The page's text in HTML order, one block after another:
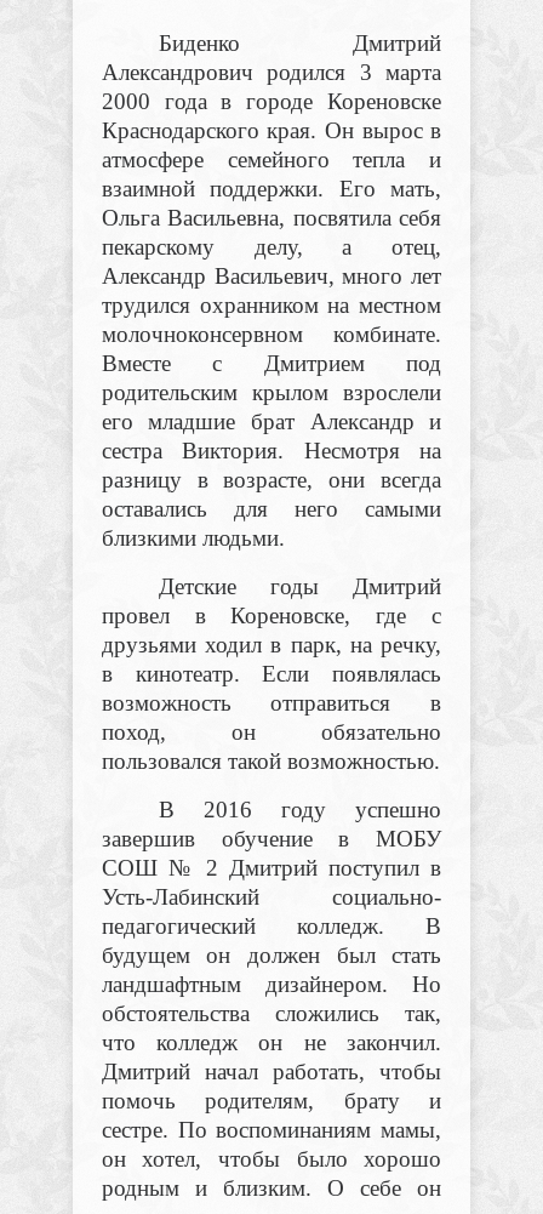
Биденко Дмитрий
Александрович родился 3 марта
2000 года в городе Кореновске
Краснодарского края. Он вырос в
атмосфере семейного тепла и
взаимной поддержки. Его мать,
Ольга Васильевна, посвятила себя
пекарскому делу, а отец,
Александр Васильевич, много лет
трудился охранником на местном
молочноконсервном комбинате.
Вместе с Дмитрием под
родительским крылом взрослели
его младшие брат Александр и
сестра Виктория. Несмотря на
разницу в возрасте, они всегда
оставались для него самыми
близкими людьми.
Детские годы Дмитрий
провел в Кореновске, где с
друзьями ходил в парк, на речку,
в кинотеатр. Если появлялась
возможность отправиться в
поход, он обязательно
пользовался такой возможностью.
В 2016 годууспешно
завершив обучение вМОБУ
СОШ № 2 Дмитрий поступил в
Усть-Лабинский социально-
педагогический колледж. В
будущем он должен был стать
ландшафтным дизайнером. Но
обстоятельства сложились так,
что колледж он не закончил.
Дмитрий начал работать, чтобы
помочь родителям, брату и
сестре. По воспоминаниям мамы,
он хотел, чтобы было хорошо
родным и близким. О себе он